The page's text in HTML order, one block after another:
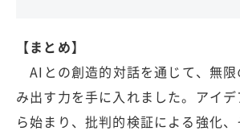
【まとめ】
AIとの創造的対話を通じて、無限
み出す力を手に入れました。アイ
ら始まり、批判的検証による強化